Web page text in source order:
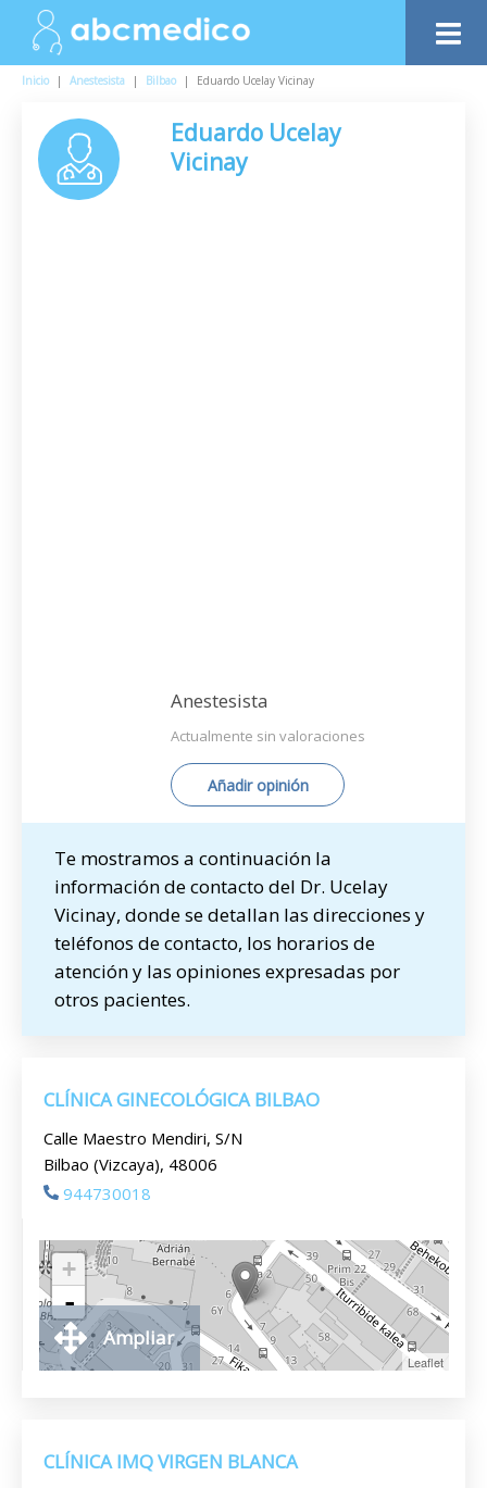
Inicio | Anestesista | Bilbao | Eduardo Ucelay Vicinay
Eduardo Ucelay
Vicinay
Anestesista
Actualmente sin valoraciones
Añadir opinión
Te mostramos a continuación la
información de contacto del Dr. Ucelay
Vicinay, donde se detallan las direcciones y
teléfonos de contacto, los horarios de
atención y las opiniones expresadas por
otros pacientes.
CLÍNICA GINECOLÓGICA BILBAO
Calle Maestro Mendiri, S/N
Bilbao (Vizcaya), 48006
944730018
+
-
Leaflet
Ampliar
CLÍNICA IMQ VIRGEN BLANCA